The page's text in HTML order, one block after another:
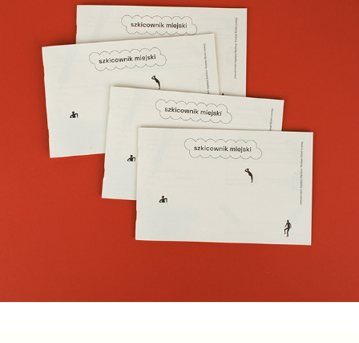
szkicownik miejski